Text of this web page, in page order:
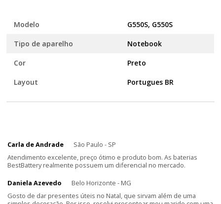
Modelo G550S, G550S
Tipo de aparelho Notebook
Cor Preto
Layout Portugues BR
Carla de Andrade
São Paulo - SP
Atendimento excelente, preço ótimo e produto bom. As baterias
BestBattery realmente possuem um diferencial no mercado.
Daniela Azevedo
Belo Horizonte - MG
Gosto de dar presentes úteis no Natal, que sirvam além de uma